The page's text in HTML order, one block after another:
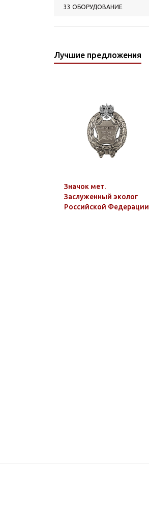
0159 РУКАВИЦЫ КОЖАНЫЕ
0161 РУКАВИЦЫ ПРОЧИЕ
ТОВАРЫ
0163 ТОЛСТОВКИ
ВЫШИТЫМ РИСУНКОМ
33 ОБОРУДОВАНИЕ
Лучшие предложения
Значок мет.
Заслуженный эколог
Российской Федерации